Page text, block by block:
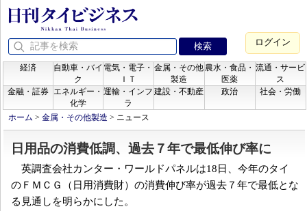
ログイン
経済
自動車・バイ
ク
電気・電子・
ＩＴ
金属・その他
製造
農水・食品・
医薬
流通・サービ
ス
金融・証券
エネルギー・
化学
運輸・インフ
ラ
建設・不動産 政治 社会・労働
ホーム > 金属・その他製造 > ニュース
日用品の消費低調、過去７年で最低伸び率に
英調査会社カンター・ワールドパネルは18日、今年のタイ
のＦＭＣＧ（日用消費財）の消費伸び率が過去７年で最低とな
る見通しを明らかにした。